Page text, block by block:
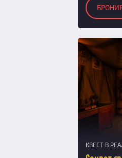
КВЕСТ В